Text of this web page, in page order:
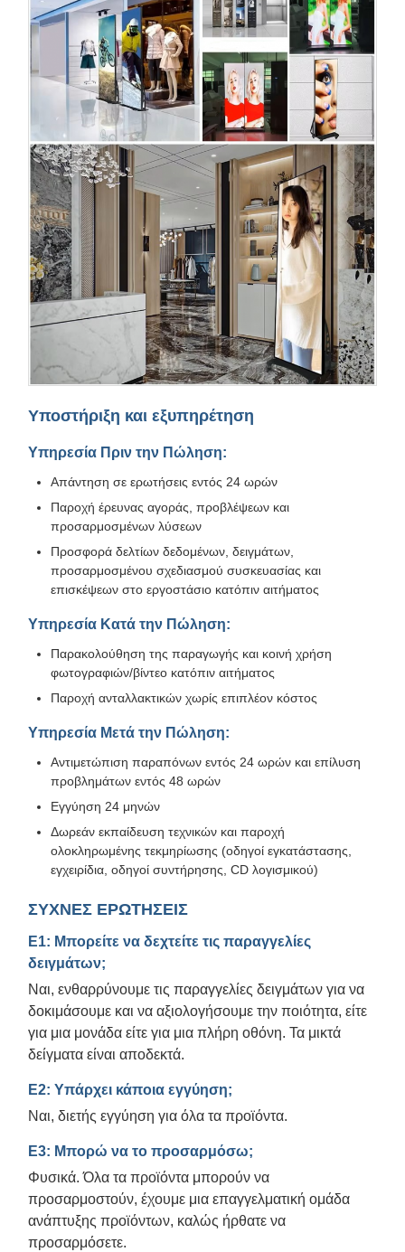
Υποστήριξη και εξυπηρέτηση
Υπηρεσία Πριν την Πώληση:
Απάντηση σε ερωτήσεις εντός 24 ωρών
Παροχή έρευνας αγοράς, προβλέψεων και
προσαρμοσμένων λύσεων
Προσφορά δελτίων δεδομένων, δειγμάτων,
προσαρμοσμένου σχεδιασμού συσκευασίας και
επισκέψεων στο εργοστάσιο κατόπιν αιτήματος
Υπηρεσία Κατά την Πώληση:
Παρακολούθηση της παραγωγής και κοινή χρήση
φωτογραφιών/βίντεο κατόπιν αιτήματος
Παροχή ανταλλακτικών χωρίς επιπλέον κόστος
Υπηρεσία Μετά την Πώληση:
Αντιμετώπιση παραπόνων εντός 24 ωρών και επίλυση
προβλημάτων εντός 48 ωρών
Εγγύηση 24 μηνών
Δωρεάν εκπαίδευση τεχνικών και παροχή
ολοκληρωμένης τεκμηρίωσης (οδηγοί εγκατάστασης,
εγχειρίδια, οδηγοί συντήρησης, CD λογισμικού)
ΣΥΧΝΕΣ ΕΡΩΤΗΣΕΙΣ
Ε1: Μπορείτε να δεχτείτε τις παραγγελίες
δειγμάτων;
Ναι, ενθαρρύνουμε τις παραγγελίες δειγμάτων για να
δοκιμάσουμε και να αξιολογήσουμε την ποιότητα, είτε
για μια μονάδα είτε για μια πλήρη οθόνη. Τα μικτά
δείγματα είναι αποδεκτά.
Ε2: Υπάρχει κάποια εγγύηση;
Ναι, διετής εγγύηση για όλα τα προϊόντα.
Ε3: Μπορώ να το προσαρμόσω;
Φυσικά. Όλα τα προϊόντα μπορούν να
προσαρμοστούν, έχουμε μια επαγγελματική ομάδα
ανάπτυξης προϊόντων, καλώς ήρθατε να
προσαρμόσετε.